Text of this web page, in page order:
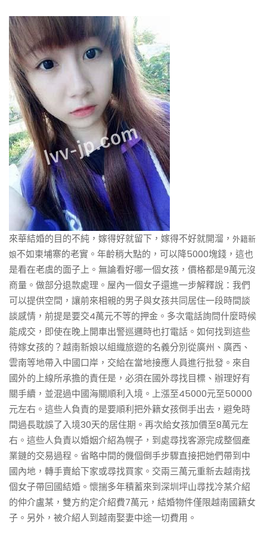
來華結婚的目的不純，嫁得好就留下，嫁得不好就開溜， 外籍新
娘不如柬埔寨的老實。年齡稍大點的，可以降5000塊錢，這也
是看在老虞的面子上。無論看好哪一個女孩，價格都是9萬元沒
商量。做部分退款處理。屋內一個女子還進一步解釋說：我們
可以提供空間，讓前來相親的男子與女孩共同居住一段時間談
談感情，前提是要交4萬元不等的押金。多次電話詢問什麼時候
能成交，即使在晚上開車出警巡邏時也打電話。如何找到這些
待嫁女孩的？越南新娘以組織旅遊的名義分別從廣州、廣西、
雲南等地帶入中國口岸，交給在當地接應人員進行批發。來自
國外的上線所承擔的責任是，必須在國外尋找目標、辦理好有
關手續，並混過中國海關順利入境。上漲至45000元至50000
元左右。這些人負責的是要順利把外籍女孩倒手出去，避免時
間過長耽誤了入境30天的居住期。再次給女孩加價至8萬元左
右。這些人負責以婚姻介紹為幌子，到處尋找客源完成整個產
業鏈的交易過程。省略中間的僟個倒手步驟直接把她們帶到中
國內地，轉手賣給下家或尋找買家。交兩三萬元重新去越南找
個女子帶回國結婚。懷揣多年積蓄來到深圳坪山尋找冷某介紹
的仲介盧某，雙方約定介紹費7萬元，結婚物件僅限越南國籍女
子。另外，被介紹人到越南娶妻中途一切費用。